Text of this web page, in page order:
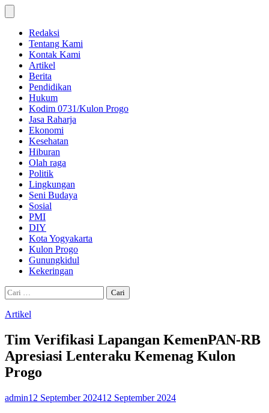
Skip
to
contentRedaksi
Tentang Kami
Kontak Kami
Artikel
Berita
Pendidikan
Hukum
Kodim 0731/Kulon Progo
Jasa Raharja
Ekonomi
Kesehatan
Hiburan
Olah raga
Politik
Lingkungan
Seni Budaya
Sosial
PMI
DIY
Kota Yogyakarta
Kulon Progo
Gunungkidul
Kekeringan
Cari
untuk:
Artikel
Tim Verifikasi Lapangan KemenPAN-RB
Apresiasi Lenteraku Kemenag Kulon
Progo
admin12 September 202412 September 2024